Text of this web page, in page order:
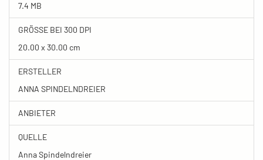
7.4 MB
GRÖSSE BEI 300 DPI
20.00 x 30.00 cm
ERSTELLER
ANNA SPINDELNDREIER
ANBIETER
QUELLE
Anna Spindelndreier